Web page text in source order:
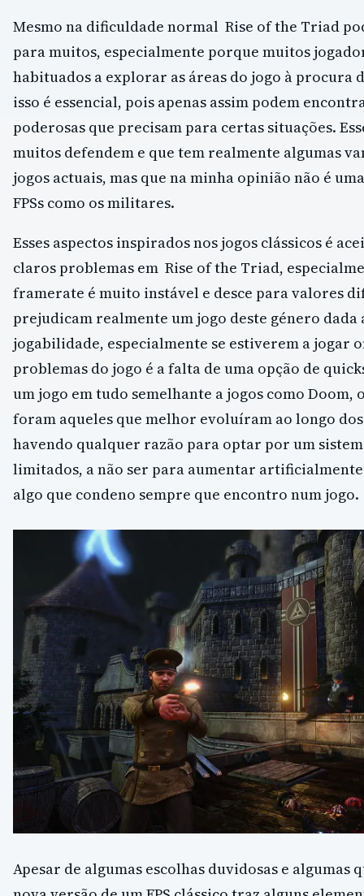
Mesmo na dificuldade normal Rise of the Triad
para muitos, especialmente porque muitos
habituados a explorar as áreas do jogo à procura
isso é essencial, pois apenas assim podem
poderosas que precisam para certas situações.
muitos defendem e que tem realmente algumas
jogos actuais, mas que na minha opinião não é
FPSs como os militares.
Esses aspectos inspirados nos jogos clássicos é
claros problemas em Rise of the Triad,
framerate é muito instável e desce para valores
prejudicam realmente um jogo deste género dada
jogabilidade, especialmente se estiverem a jogar
problemas do jogo é a falta de uma opção de
um jogo em tudo semelhante a jogos como Doom,
foram aqueles que melhor evoluíram ao longo
havendo qualquer razão para optar por um
limitados, a não ser para aumentar
algo que condeno sempre que encontro num jogo.
Apesar de algumas escolhas duvidosas e algumas